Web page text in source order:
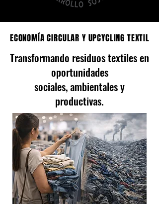
ECONOMÍA CIRCULAR Y UPCYCLING TEXTIL
ECONOMÍA CIRCULAR Y UPCYCLING TEXTIL
Transformando residuos textiles en
oportunidades
sociales, ambientales y
productivas.